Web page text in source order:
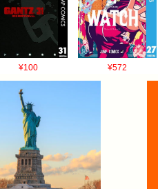
¥100 ¥572